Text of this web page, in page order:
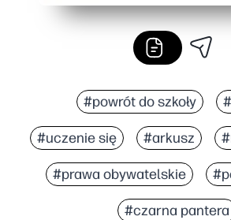
#powrót do szkoły
#uczenie się #arkusz
#prawa obywatelskie
#czarna pantera